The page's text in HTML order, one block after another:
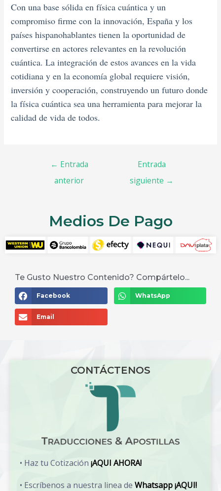
Con una base sólida en física cuántica y un
compromiso firme con la innovación, España y los
países hispanohablantes tienen la oportunidad de
convertirse en actores relevantes en la revolución
cuántica. La integración de estos avances en la vida
cotidiana y en la economía global requiere visión,
inversión y cooperación, construyendo un futuro donde
la física cuántica sea una herramienta para mejorar la
calidad de vida de todos.
← Entrada
anterior
Entrada
siguiente →
Medios De Pago
Te Gusto Nuestro Contenido? Compártelo...
Facebook WhatsApp
Email
CONTÁCTENOS
• Haz tu Cotización ¡AQUI AHORA!
• Escríbenos a nuestra linea de Whatsapp ¡AQUI!